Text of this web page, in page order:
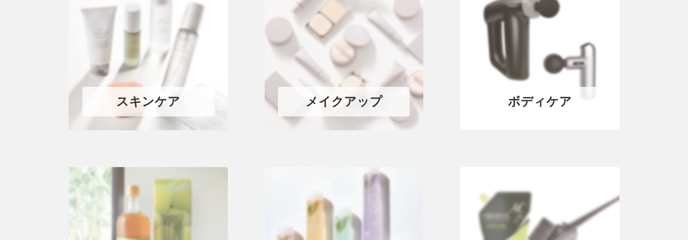
スキンケア メイクアップ ボディケア